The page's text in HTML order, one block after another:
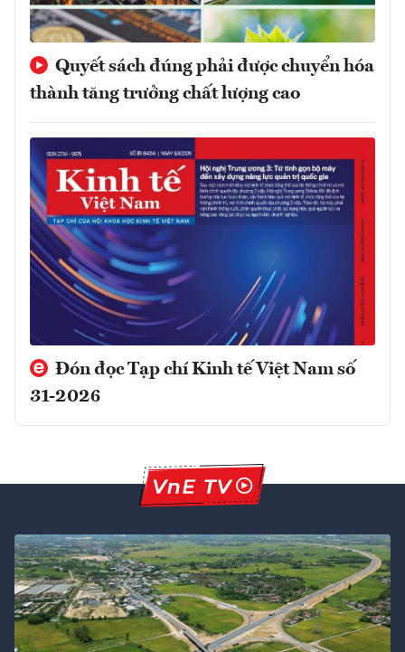
Quyết sách đúng phải được chuyển hóa
thành tăng trưởng chất lượng cao
Đón đọc Tạp chí Kinh tế Việt Nam số
31-2026